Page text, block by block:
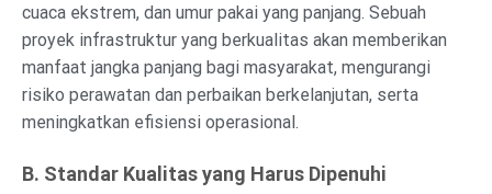
cuaca ekstrem, dan umur pakai yang panjang. Sebuah
proyek infrastruktur yang berkualitas akan memberikan
manfaat jangka panjang bagi masyarakat, mengurangi
risiko perawatan dan perbaikan berkelanjutan, serta
meningkatkan efisiensi operasional.
B. Standar Kualitas yang Harus Dipenuhi